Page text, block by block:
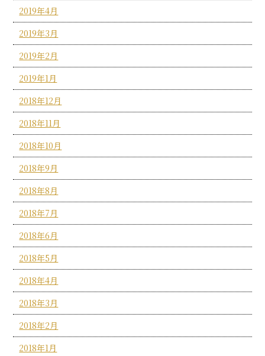
2019年4月
2019年3月
2019年2月
2019年1月
2018年12月
2018年11月
2018年10月
2018年9月
2018年8月
2018年7月
2018年6月
2018年5月
2018年4月
2018年3月
2018年2月
2018年1月